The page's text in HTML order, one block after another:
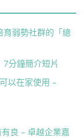
弱勢社群的「總
分鐘簡介短片
以在家使用 –
良 – 卓越企業嘉